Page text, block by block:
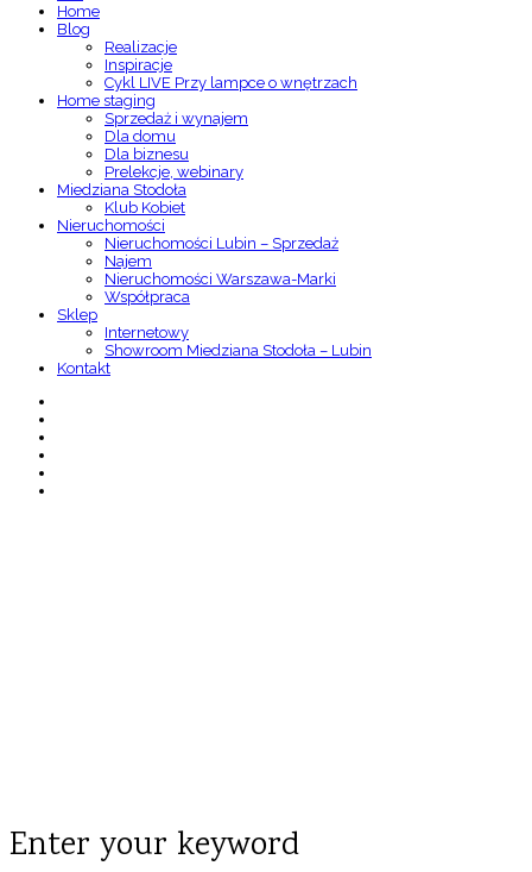
Home
Blog
Realizacje
Inspiracje
Cykl LIVE Przy lampce o wnętrzach
Home staging
Sprzedaż i wynajem
Dla domu
Dla biznesu
Prelekcje, webinary
Miedziana Stodoła
Klub Kobiet
Nieruchomości
Nieruchomości Lubin – Sprzedaż
Najem
Nieruchomości Warszawa-Marki
Współpraca
Sklep
Internetowy
Showroom Miedziana Stodoła – Lubin
Kontakt
Enter your keyword